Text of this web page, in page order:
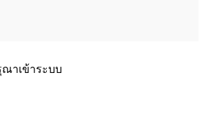
าเข้าระบบ